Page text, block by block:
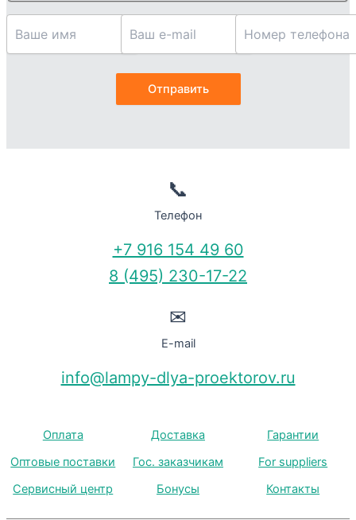
📞
Телефон
+7 916 154 49 60
8 (495) 230-17-22
✉
E-mail
info@lampy-dlya-proektorov.ru
Оплата Доставка
Гарантии
Оптовые поставки
Гос. заказчикам
For suppliers
Сервисный центр
Бонусы Контакты